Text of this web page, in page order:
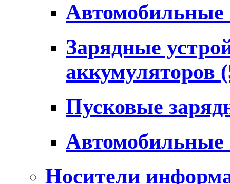
Зарядные
аккумуляторов
Пусковые
Носители